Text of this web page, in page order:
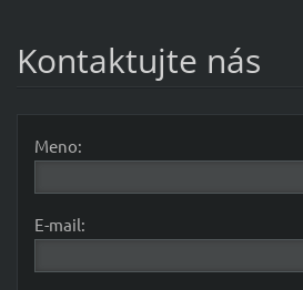
Kontaktujte nás
Meno:
E-mail: